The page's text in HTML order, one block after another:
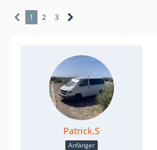
1 2 3
Patrick.S
Anfänger